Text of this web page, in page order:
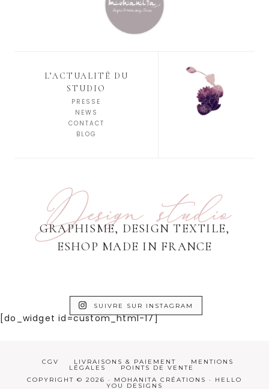
L’ACTUALITÉ DU
STUDIO
PRESSE
NEWS
CONTACT
BLOG
Design studio
GRAPHISME, DESIGN TEXTILE,
ESHOP MADE IN FRANCE
[do_widget id=custom_html-17]
SUIVRE SUR INSTAGRAM
CGV LIVRAISONS & PAIEMENT MENTIONS
LÉGALES
POINTS DE VENTE
COPYRIGHT © 2026 · MOHANITA CRÉATIONS · HELLO
YOU DESIGNS